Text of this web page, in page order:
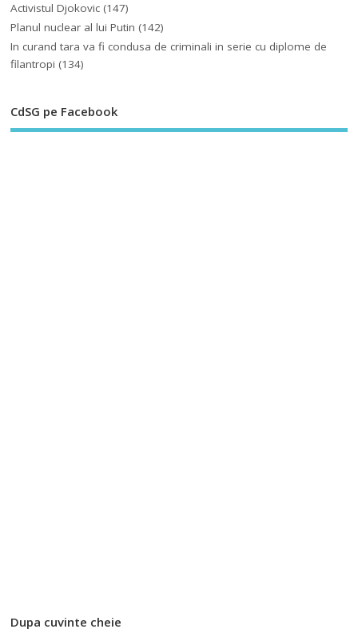
Activistul Djokovic (147)
Planul nuclear al lui Putin (142)
In curand tara va fi condusa de criminali in serie cu diplome de
filantropi (134)
CdSG pe Facebook
Dupa cuvinte cheie